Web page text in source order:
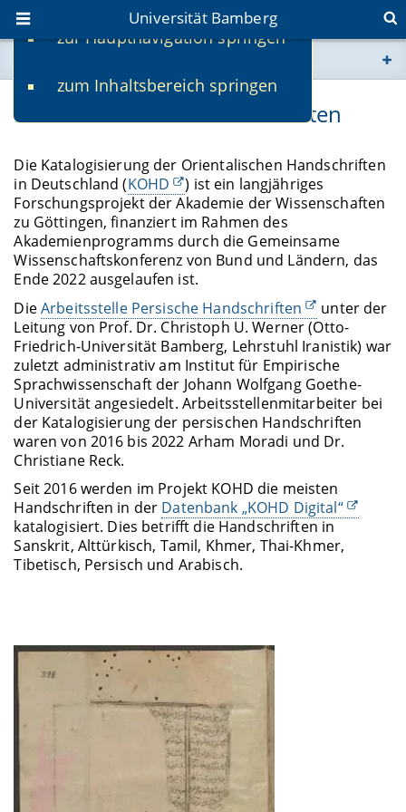
zur Hauptnavigation springen
zum Inhaltsbereich springen
Universität Bamberg
www.uni-bamberg.de
fis.uni-bamberg.de
KOHD - Persische Handschriften
Die Katalogisierung der Orientalischen Handschriften
in Deutschland (KOHD
) ist ein langjähriges
Forschungsprojekt der Akademie der Wissenschaften
zu Göttingen, finanziert im Rahmen des
Akademienprogramms durch die Gemeinsame
Wissenschaftskonferenz von Bund und Ländern, das
Ende 2022 ausgelaufen ist.
DieArbeitsstelle Persische Handschriften
unter der
Leitung von Prof. Dr. Christoph U. Werner (Otto-
Friedrich-Universität Bamberg, Lehrstuhl Iranistik) war
zuletzt administrativ am Institut für Empirische
Sprachwissenschaft der Johann Wolfgang Goethe-
Universität angesiedelt. Arbeitsstellenmitarbeiter bei
der Katalogisierung der persischen Handschriften
waren von 2016 bis 2022 Arham Moradi und Dr.
Christiane Reck.
Seit 2016 werden im Projekt KOHD die meisten
Handschriften in der Datenbank „KOHD Digital“
katalogisiert. Dies betrifft die Handschriften in
Sanskrit, Alttürkisch, Tamil, Khmer, Thai-Khmer,
Tibetisch, Persisch und Arabisch.